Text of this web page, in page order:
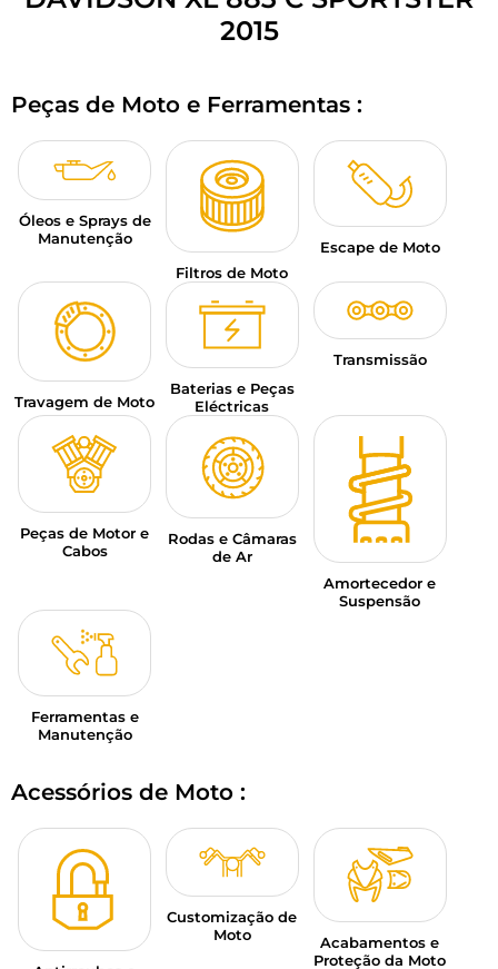
BAGAGEM PARA MOTO
CARTÕES PRESENTE
PT | EUR € — MODIFICAR
CONSELHOS
CONTACTAR-NOS
2015
Peças de Moto e Ferramentas :
Óleos e Sprays de
Manutenção
Filtros de Moto
Escape de Moto
Travagem de Moto
Baterias e Peças
Eléctricas
Transmissão
Peças de Motor e
Cabos
Rodas e Câmaras
de Ar
Amortecedor e
Suspensão
Ferramentas e
Manutenção
Acessórios de Moto :
Customização de
Moto
Acabamentos e
Proteção da Moto